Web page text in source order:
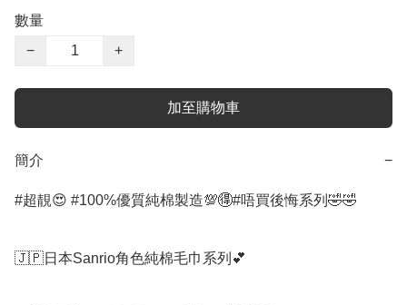
數量
−
+
加至購物車
簡介 −
#超靚😍 #100%優質純棉製造💯🉐#唔買後悔系列🤣🤣
🇯🇵日本Sanrio角色純棉毛巾系列💕